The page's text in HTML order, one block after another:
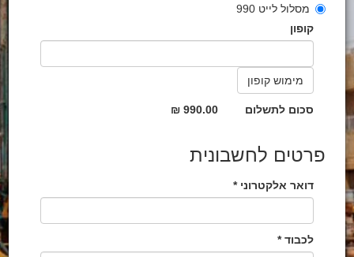
מסלול לייט 990
קופון
סכום לתשלום 990.00 ₪
פרטים לחשבונית
דואר אלקטרוני *
לכבוד *